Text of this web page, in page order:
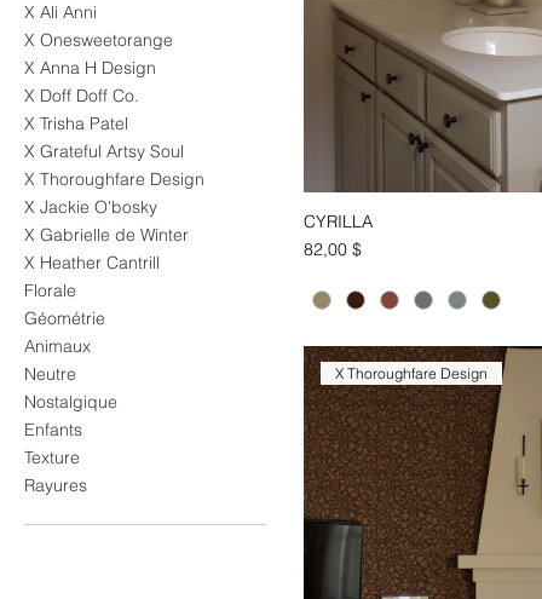
X Ali Anni
X Onesweetorange
X Anna H Design
X Doff Doff Co.
X Trisha Patel
X Grateful Artsy Soul
X Thoroughfare Design
X Jackie O'bosky
X Gabrielle de Winter
X Heather Cantrill
Florale
Géométrie
Animaux
Neutre
Nostalgique
Enfants
Texture
Rayures
CYRILLA
Prix
82,00 $
X Thoroughfare Design